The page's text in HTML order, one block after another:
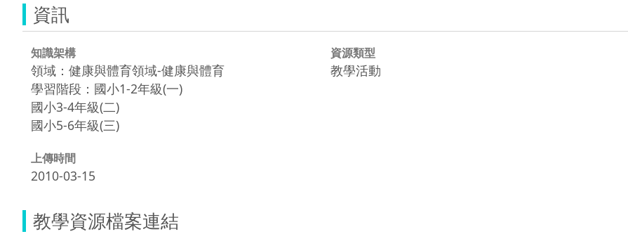
資訊
知識架構
領域：健康與體育領域-健康與體育
學習階段：國小1-2年級(一)
國小3-4年級(二)
國小5-6年級(三)
資源類型
教學活動
上傳時間
2010-03-15
教學資源檔案連結